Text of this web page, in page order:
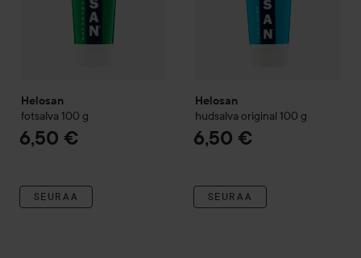
Helosan
fotsalva 100 g
6,50 €
SEURAA
Helosan
hudsalva original 100 g
6,50 €
SEURAA